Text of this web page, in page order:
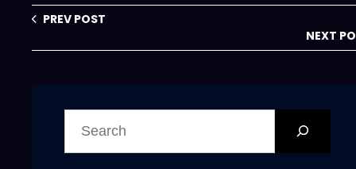
PREV POST
NEXT